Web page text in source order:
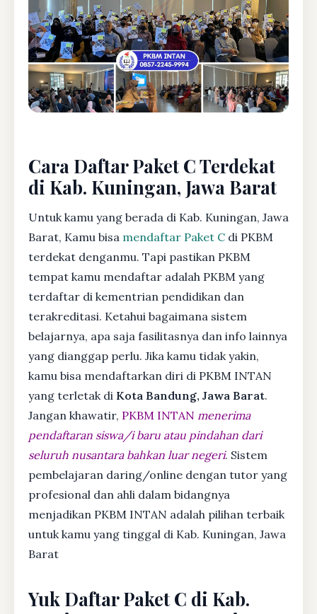
Cara Daftar Paket C Terdekat
di Kab. Kuningan, Jawa Barat
Untuk kamu yang berada di Kab. Kuningan, Jawa
Barat, Kamu bisa mendaftar Paket C di PKBM
terdekat denganmu. Tapi pastikan PKBM
tempat kamu mendaftar adalah PKBM yang
terdaftar di kementrian pendidikan dan
terakreditasi. Ketahui bagaimana sistem
belajarnya, apa saja fasilitasnya dan info lainnya
yang dianggap perlu. Jika kamu tidak yakin,
kamu bisa mendaftarkan diri di PKBM INTAN
yang terletak di Kota Bandung, Jawa Barat.
Jangan khawatir, PKBM INTAN menerima
pendaftaran siswa/i baru atau pindahan dari
seluruh nusantara bahkan luar negeri. Sistem
pembelajaran daring/online dengan tutor yang
profesional dan ahli dalam bidangnya
menjadikan PKBM INTAN adalah pilihan terbaik
untuk kamu yang tinggal di Kab. Kuningan, Jawa
Barat
Yuk Daftar Paket C di Kab.